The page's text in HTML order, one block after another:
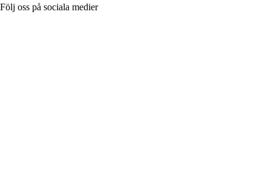
Följ oss på sociala medier